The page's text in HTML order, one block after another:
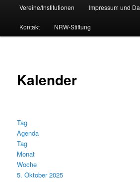
Vereine/Institutionen Impressum und
Kontakt NRW-Stiftung
Kalender
Tag
Agenda
Tag
Monat
Woche
5. Oktober 2025